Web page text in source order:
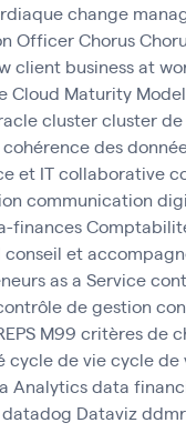
change
OfficerChorus
client business at
Cloud Maturity Model
clustercluster
cohérence des
et ITcollaborative
communication
finances
conseil et
as a Service
de gestion
M99 critères de
cycle de viecycle de
Analyticsdata
datadog Dataviz